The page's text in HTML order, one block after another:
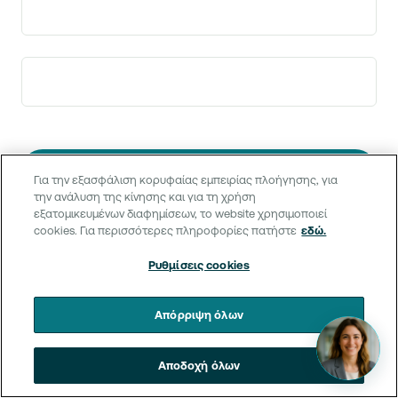
Για την εξασφάλιση κορυφαίας εμπειρίας πλοήγησης, για
την ανάλυση της κίνησης και για τη χρήση
εξατομικευμένων διαφημίσεων, το website χρησιμοποιεί
cookies. Για περισσότερες πληροφορίες πατήστε εδώ.
Ρυθμίσεις cookies
Απόρριψη όλων
Αποδοχή όλων